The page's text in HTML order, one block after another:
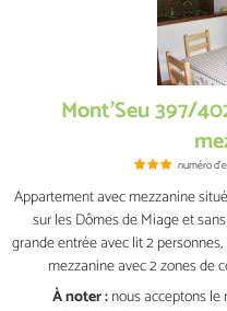
Mont'Seu 397/
numéro
Appartement avec mezzanine
sur les Dômes de Miage et
grande entrée avec lit 2
mezzanine avec 2 zones de
À noter :nous acceptons